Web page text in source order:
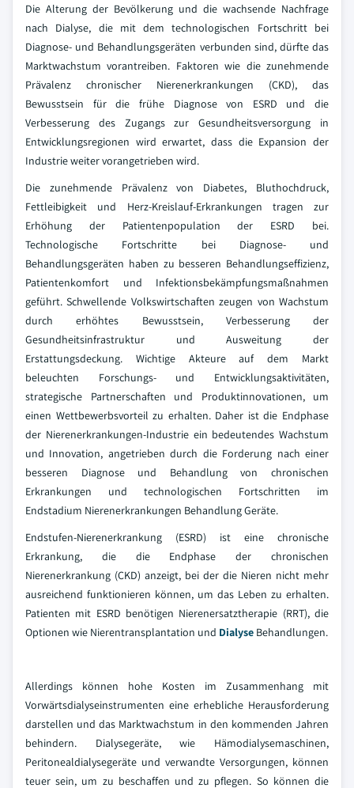
Die Alterung der Bevölkerung und die wachsende Nachfrage
nach Dialyse, die mit dem technologischen Fortschritt bei
Diagnose- und Behandlungsgeräten verbunden sind, dürfte das
Marktwachstum vorantreiben. Faktoren wie die zunehmende
Prävalenz chronischer Nierenerkrankungen (CKD), das
Bewusstsein für die frühe Diagnose von ESRD und die
Verbesserung des Zugangs zur Gesundheitsversorgung in
Entwicklungsregionen wird erwartet, dass die Expansion der
Industrie weiter vorangetrieben wird.
Die zunehmende Prävalenz von Diabetes, Bluthochdruck,
Fettleibigkeit und Herz-Kreislauf-Erkrankungen tragen zur
Erhöhung der Patientenpopulation der ESRD bei.
Technologische Fortschritte bei Diagnose- und
Behandlungsgeräten haben zu besseren Behandlungseffizienz,
Patientenkomfort und Infektionsbekämpfungsmaßnahmen
geführt. Schwellende Volkswirtschaften zeugen von Wachstum
durch erhöhtes Bewusstsein, Verbesserung der
Gesundheitsinfrastruktur und Ausweitung der
Erstattungsdeckung. Wichtige Akteure auf dem Markt
beleuchten Forschungs- und Entwicklungsaktivitäten,
strategische Partnerschaften und Produktinnovationen, um
einen Wettbewerbsvorteil zu erhalten. Daher ist die Endphase
der Nierenerkrankungen-Industrie ein bedeutendes Wachstum
und Innovation, angetrieben durch die Forderung nach einer
besseren Diagnose und Behandlung von chronischen
Erkrankungen und technologischen Fortschritten im
Endstadium Nierenerkrankungen Behandlung Geräte.
Endstufen-Nierenerkrankung (ESRD) ist eine chronische
Erkrankung, die die Endphase der chronischen
Nierenerkrankung (CKD) anzeigt, bei der die Nieren nicht mehr
ausreichend funktionieren können, um das Leben zu erhalten.
Patienten mit ESRD benötigen Nierenersatztherapie (RRT), die
Optionen wie Nierentransplantation und Dialyse Behandlungen.
Allerdings können hohe Kosten im Zusammenhang mit
Vorwärtsdialyseinstrumenten eine erhebliche Herausforderung
darstellen und das Marktwachstum in den kommenden Jahren
behindern. Dialysegeräte, wie Hämodialysemaschinen,
Peritonealdialysegeräte und verwandte Versorgungen, können
teuer sein, um zu beschaffen und zu pflegen. So können die